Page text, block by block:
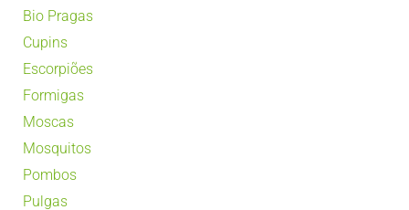
Bio Pragas
Cupins
Escorpiões
Formigas
Moscas
Mosquitos
Pombos
Pulgas